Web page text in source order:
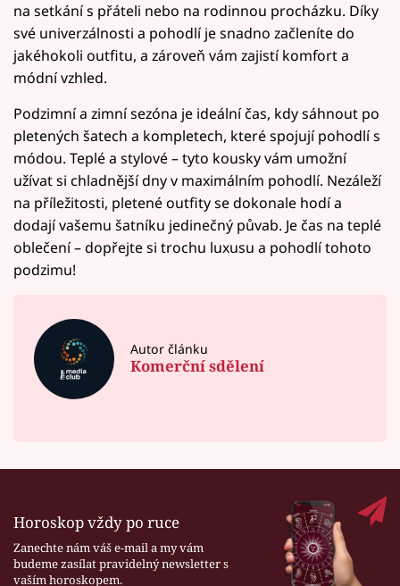
na setkání s přáteli nebo na rodinnou procházku. Díky
své univerzálnosti a pohodlí je snadno začleníte do
jakéhokoli outfitu, a zároveň vám zajistí komfort a
módní vzhled.
Podzimní a zimní sezóna je ideální čas, kdy sáhnout po
pletených šatech a kompletech, které spojují pohodlí s
módou. Teplé a stylové – tyto kousky vám umožní
užívat si chladnější dny v maximálním pohodlí. Nezáleží
na příležitosti, pletené outfity se dokonale hodí a
dodají vašemu šatníku jedinečný půvab. Je čas na teplé
oblečení – dopřejte si trochu luxusu a pohodlí tohoto
podzimu!
Autor článku
Komerční sdělení
Horoskop vždy po ruce
Zanechte nám váš e-mail a my vám
budeme zasílat pravidelný newsletter s
vaším horoskopem.